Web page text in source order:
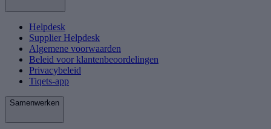
Helpdesk
Supplier Helpdesk
Algemene voorwaarden
Beleid voor klantenbeoordelingen
Privacybeleid
Tiqets-app
Samenwerken